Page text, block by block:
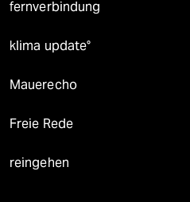
fernverbindung
klima update°
Mauerecho
Freie Rede
reingehen